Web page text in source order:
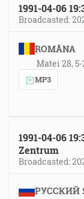
1991-04-06
Broadcasted:
ROMÂNA
Matei 28,
MP3
1991-04-06
Zentrum
Broadcasted:
РУССКИЙ